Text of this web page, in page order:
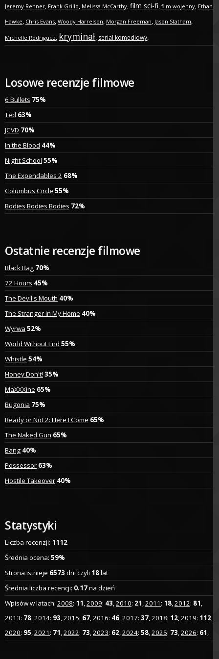
Jeremy Renner, Frank Grillo, Melissa McCarthy,film sci-fi, film wojenny, Ethan
Hawke, Chris Evans, Woody Harrelson, Morgan Freeman, Jason Statham,
Michelle Rodriguez, kryminał, serial komediowy,
Losowe recenzje filmowe
6 Bullets 75%
Ted 63%
JCVD 70%
In the Blood 44%
Night School 55%
The Expendables 2 68%
Columbus Circle 55%
Bodies Bodies Bodies 72%
Ostatnie recenzje filmowe
Black Bag 70%
72 Hours 45%
The Devil's Mouth 40%
The Stranger in My Home 40%
Wyrwa 52%
World Without End 55%
Whistle 54%
Honey Don't! 35%
MaXXXine 65%
Bugonia 75%
Ready or Not 2: Here I Come 65%
The Naked Gun 65%
Bang 40%
Possessor 63%
Hostile Takeover 40%
Statystyki
Liczba recenzji: 1112
Średnia ocena: 59%
Strona istnieje 6573 dni czyli 18lat
Średnia liczba recencji: 0.17na dzień
Wpisów w latach: 2008: 11,2009: 43,2010: 21,2011 : 18,2012: 81,
2013: 78,2014: 93,2015: 67,2016: 46,2017: 37,2018: 12,2019: 112,
2020: 95,2021 : 71,2022: 73,2023: 62,2024: 58,2025: 73,2026: 61,